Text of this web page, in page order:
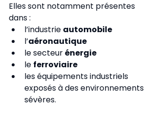
Elles sont notamment présentes
dans :
l’industrie automobile
l’aéronautique
le secteur énergie
le ferroviaire
les équipements industriels
exposés à des environnements
sévères.